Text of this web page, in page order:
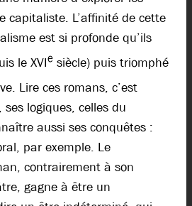
capitaliste. L’affinité de cette
est si profonde qu’ils
le XVIe siècle) puis triomphé
Lire ces romans, c’est
logiques, celles du
aussi ses conquêtes :
par exemple. Le
contrairement à son
gagne à être un